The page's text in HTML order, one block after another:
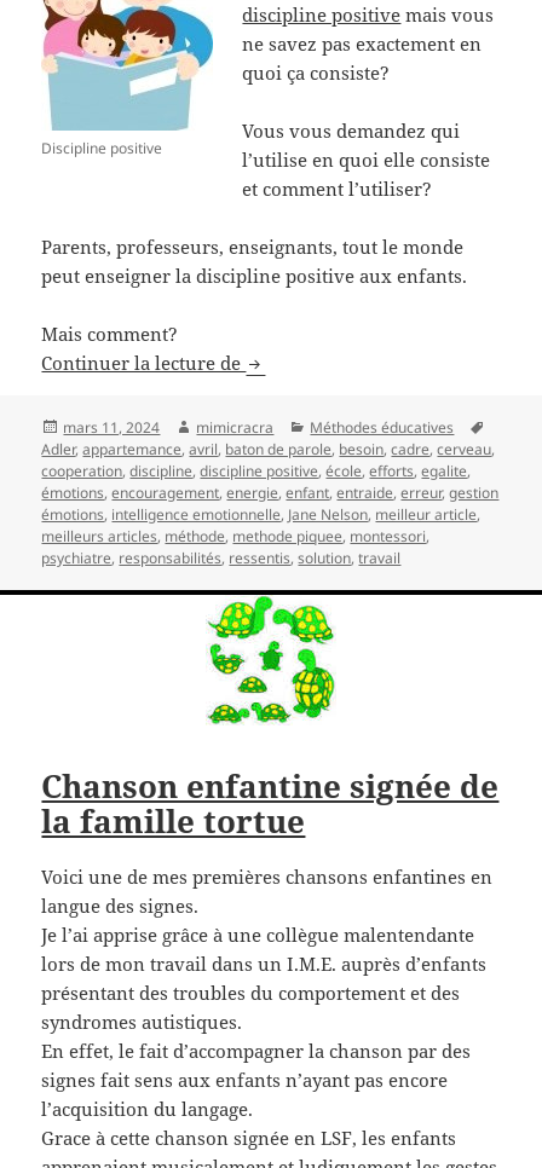
Discipline positive
discipline positive mais vous
ne savez pas exactement en
quoi ça consiste?
Vous vous demandez qui
l’utilise en quoi elle consiste
et comment l’utiliser?
Parents, professeurs, enseignants, tout le monde
peut enseigner la discipline positive aux enfants.
Mais comment?
Continuer la lecture de La discipline positive
Publié
le
mars 11, 2024 Auteur
mimicracra Catégories
Méthodes éducatives
clés
Adler,appartemance,avril, baton de parole, besoin,cadre,cerveau,
cooperation,discipline,discipline positive,école,efforts,egalite,
émotions,encouragement,energie,enfant,entraide,erreur,gestion
émotions, intelligence emotionnelle, Jane Nelson, meilleur article,
meilleurs articles, méthode, methode piquee, montessori,
psychiatre, responsabilités, ressentis,solution,travail
Chanson enfantine signée de
la famille tortue
Voici une de mes premières chansons enfantines en
langue des signes.
Je l’ai apprise grâce à une collègue malentendante
lors de mon travail dans un I.M.E. auprès d’enfants
présentant des troubles du comportement et des
syndromes autistiques.
En effet, le fait d’accompagner la chanson par des
signes fait sens aux enfants n’ayant pas encore
l’acquisition du langage.
Grace à cette chanson signée en LSF, les enfants